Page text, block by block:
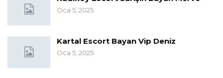
Oca 5, 2025
Kartal Escort Bayan Vip Deniz
Oca 5, 2025